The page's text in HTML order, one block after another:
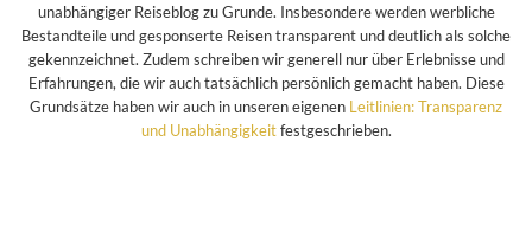
unabhängiger Reiseblog zu Grunde. Insbesondere werden werbliche
Bestandteile und gesponserte Reisen transparent und deutlich als solche
gekennzeichnet. Zudem schreiben wir generell nur über Erlebnisse und
Erfahrungen, die wir auch tatsächlich persönlich gemacht haben. Diese
Grundsätze haben wir auch in unseren eigenen Leitlinien: Transparenz
und Unabhängigkeitfestgeschrieben.